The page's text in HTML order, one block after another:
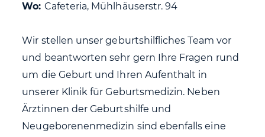
Wo: Cafeteria, Mühlhäuserstr. 94
Wir stellen unser geburtshilfliches Team vor
und beantworten sehr gern Ihre Fragen rund
um die Geburt und Ihren Aufenthalt in
unserer Klinik für Geburtsmedizin. Neben
Ärztinnen der Geburtshilfe und
Neugeborenenmedizin sind ebenfalls eine